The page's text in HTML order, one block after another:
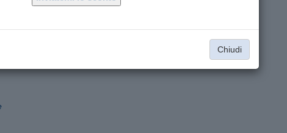
Chiudi
Scaricalo in PDF